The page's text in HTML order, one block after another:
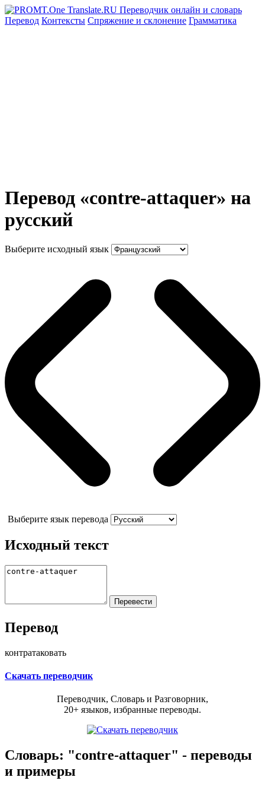
Перевод Контексты Спряжение и склонение Грамматика
Перевод «contre-attaquer» на
русский
Выберите исходный язык
Выберите язык перевода
Исходный текст
Перевод
контратаковать
Скачать переводчик
Переводчик, Словарь и Разговорник,
20+ языков, избранные переводы.
Словарь: "contre-attaquer" - переводы
и примеры